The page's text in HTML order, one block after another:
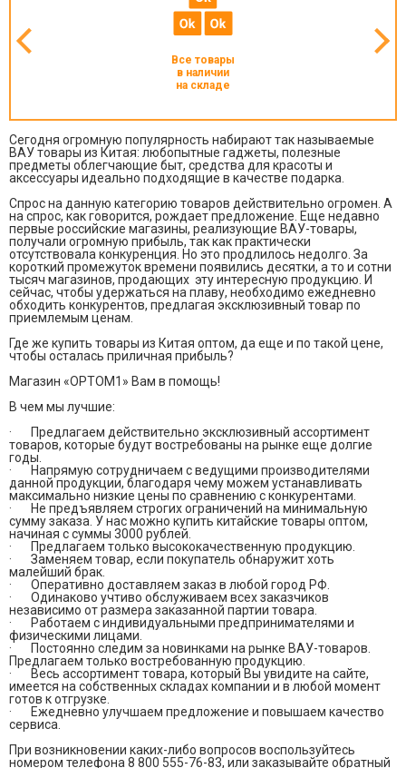
Все товары
в наличии
на складе
Сегодня огромную популярность набирают так называемые
ВАУ товары из Китая: любопытные гаджеты, полезные
предметы облегчающие быт, средства для красоты и
аксессуары идеально подходящие в качестве подарка.
Спрос на данную категорию товаров действительно огромен. А
на спрос, как говорится, рождает предложение. Еще недавно
первые российские магазины, реализующие ВАУ-товары,
получали огромную прибыль, так как практически
отсутствовала конкуренция. Но это продлилось недолго. За
короткий промежуток времени появились десятки, а то и сотни
тысяч магазинов, продающих эту интересную продукцию. И
сейчас, чтобы удержаться на плаву, необходимо ежедневно
обходить конкурентов, предлагая эксклюзивный товар по
приемлемым ценам.
Где же купить товары из Китая оптом, да еще и по такой цене,
чтобы осталась приличная прибыль?
Магазин «OPTOM1» Вам в помощь!
В чем мы лучшие:
· Предлагаем действительно эксклюзивный ассортимент
товаров, которые будут востребованы на рынке еще долгие
годы.
· Напрямую сотрудничаем с ведущими производителями
данной продукции, благодаря чему можем устанавливать
максимально низкие цены по сравнению с конкурентами.
· Не предъявляем строгих ограничений на минимальную
сумму заказа. У нас можно купить китайские товары оптом,
начиная с суммы 3000 рублей.
· Предлагаем только высококачественную продукцию.
· Заменяем товар, если покупатель обнаружит хоть
малейший брак.
· Оперативно доставляем заказ в любой город РФ.
· Одинаково учтиво обслуживаем всех заказчиков
независимо от размера заказанной партии товара.
· Работаем с индивидуальными предпринимателями и
физическими лицами.
· Постоянно следим за новинками на рынке ВАУ-товаров.
Предлагаем только востребованную продукцию.
· Весь ассортимент товара, который Вы увидите на сайте,
имеется на собственных складах компании и в любой момент
готов к отгрузке.
· Ежедневно улучшаем предложение и повышаем качество
сервиса.
При возникновении каких-либо вопросов воспользуйтесь
номером телефона 8 800 555-76-83, или заказывайте обратный